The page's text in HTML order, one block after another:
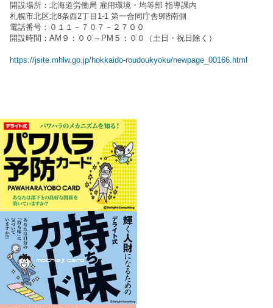
開設場所：北海道労働局 雇用環境・均等部 指導課内
札幌市北区北8条西2丁目1-1 第一合同庁舎9階南側
電話番号：０１１－７０７－２７００
開設時間：AM９：００～PM５：００（土日・祝日除く）
https://jsite.mhlw.go.jp/hokkaido-roudoukyoku/newpage_00166.html